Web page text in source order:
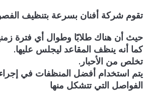
تقوم شركة أفنان بسرعة بتنظيف
حيث أن هناك طلابًا وطوال أي فترة
كما أنه ينظف المقاعد ليجلس عليها.
تخلص من الأحبار.
يتم استخدام أفضل المنظفات في
الفواصل التي تتشكل منها